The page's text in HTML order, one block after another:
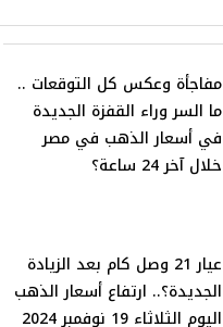
مفاجأة وعكس كل التوقعات ..
ما السر وراء القفزة الجديدة
في أسعار الذهب في مصر
خلال آخر 24 ساعة؟
عيار 21 وصل كام بعد الزيادة
الجديدة؟.. ارتفاع أسعار الذهب
اليوم الثلاثاء 19 نوفمبر 2024